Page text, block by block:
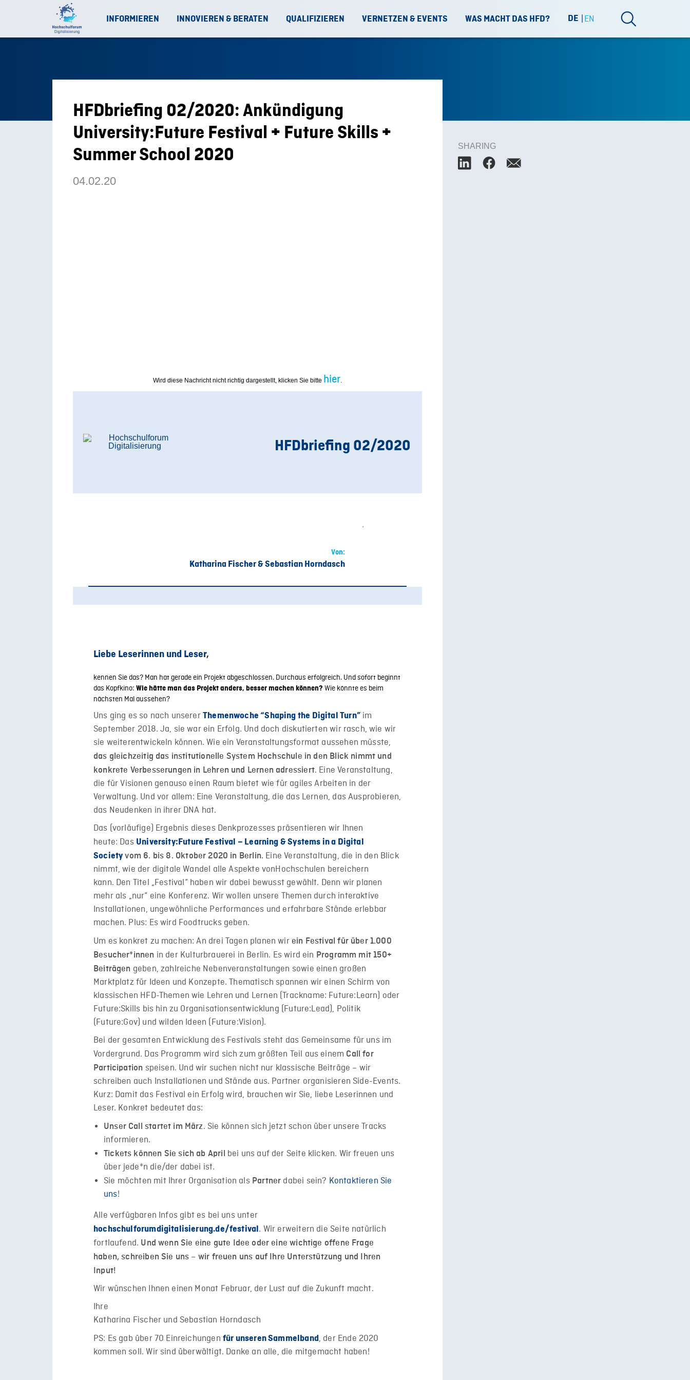
INFORMIEREN INNOVIEREN & BERATEN QUALIFIZIEREN VERNETZEN & EVENTS WAS MACHT DAS HFD? DE EN
HFDbriefing 02/2020: Ankündigung
University:Future Festival + Future Skills +
Summer School 2020
04.02.20
Wird diese Nachricht nicht richtig dargestellt, klicken Sie bitte hier.
HFDbriefing 02/2020
Von:
Katharina Fischer & Sebastian Horndasch
Liebe Leserinnen und Leser,
kennen Sie das? Man hat gerade ein Projekt abgeschlossen. Durchaus erfolgreich. Und sofort beginnt
das Kopfkino: Wie hätte man das Projekt anders, besser machen können? Wie könnte es beim
nächsten Mal aussehen?
Uns ging es so nach unsererThemenwoche “Shaping the Digital Turn”im
September 2018. Ja, sie war ein Erfolg. Und doch diskutierten wir rasch, wie wir
sie weiterentwickeln können. Wie ein Veranstaltungsformat aussehen müsste,
das gleichzeitig das institutionelle System Hochschule in den Blick nimmt und
konkrete Verbesserungen in Lehren und Lernen adressiert. Eine Veranstaltung,
die für Visionen genauso einen Raum bietet wie für agiles Arbeiten in der
Verwaltung. Und vor allem: Eine Veranstaltung, die das Lernen, das Ausprobieren,
das Neudenken in ihrer DNA hat.
Das (vorläufige) Ergebnis dieses Denkprozesses präsentieren wir Ihnen
heute: Das University:Future Festival – Learning & Systems in a Digital
Society vom 6. bis 8. Oktober 2020 in Berlin. Eine Veranstaltung, die in den Blick
nimmt, wie der digitale Wandel alle Aspekte vonHochschulen bereichern
kann. Den Titel „Festival“ haben wir dabei bewusst gewählt. Denn wir planen
mehr als „nur“ eine Konferenz. Wir wollen unsere Themen durch interaktive
Installationen, ungewöhnliche Performances und erfahrbare Stände erlebbar
machen. Plus: Es wird Foodtrucks geben.
Um es konkret zu machen: An drei Tagen planen wir ein Festival für über 1.000
Besucher*innen in der Kulturbrauerei in Berlin. Es wird ein Programm mit 150+
Beiträgen geben, zahlreiche Nebenveranstaltungen sowie einen großen
Marktplatz für Ideen und Konzepte. Thematisch spannen wir einen Schirm von
klassischen HFD-Themen wie Lehren und Lernen (Trackname: Future:Learn) oder
Future:Skills bis hin zu Organisationsentwicklung (Future:Lead), Politik
(Future:Gov) und wilden Ideen (Future:Vision).
Bei der gesamten Entwicklung des Festivals steht das Gemeinsame für uns im
Vordergrund. Das Programm wird sich zum größten Teil aus einem Call for
Participation speisen. Und wir suchen nicht nur klassische Beiträge – wir
schreiben auch Installationen und Stände aus. Partner organisieren Side-Events.
Kurz: Damit das Festival ein Erfolg wird, brauchen wir Sie, liebe Leserinnen und
Leser. Konkret bedeutet das:
Unser Call startet im März. Sie können sich jetzt schon über unsere Tracks
informieren.
Tickets können Sie sich ab April
bei uns auf der Seite klicken. Wir freuen uns
über jede*n die/der dabei ist.
Sie möchten mit Ihrer Organisation als Partner dabei sein? Kontaktieren Sie
uns!
Alle verfügbaren Infos gibt es bei uns unter
hochschulforumdigitalisierung.de/festival . Wir erweitern die Seite natürlich
fortlaufend. Und wenn Sie eine gute
Idee oder eine wichtige offene Frage
haben, schreiben Sie uns – wir freuen uns auf Ihre Unterstützung und Ihren
Input!
Wir wünschen Ihnen einen Monat Februar, der Lust auf die Zukunft macht.
Ihre
Katharina Fischer und Sebastian Horndasch
PS: Es gab über 70 Einreichungen für unseren Sammelband, der Ende 2020
kommen soll. Wir sind überwältigt. Danke an alle, die mitgemacht haben!
SHARING